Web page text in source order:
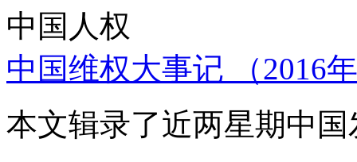
中国人权
中国维权大事记 （2016
本文辑录了近两星期中